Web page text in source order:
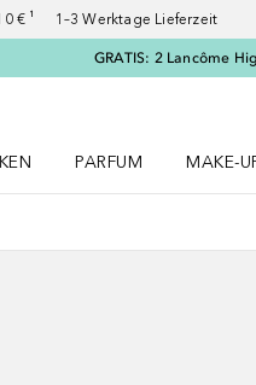
€ ¹ 1–3 Werktage Lieferzeit
GRATIS: 2 Lancôme
PARFUM
MAKE-